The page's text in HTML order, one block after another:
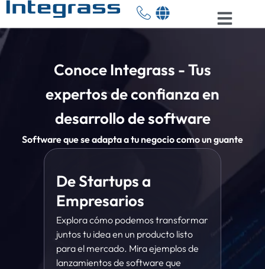
Conoce Integrass - Tus
expertos de confianza en
desarrollo de software
Software que se adapta a tu negocio como un guante
De Startups a
Empresarios
Explora cómo podemos transformar
juntos tu idea en un producto listo
para el mercado. Mira ejemplos de
lanzamientos de software que